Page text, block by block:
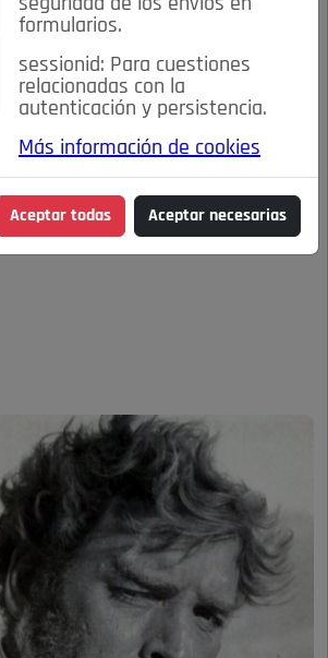
de este artículo:
NUEVA
NI VIDA
seguridad de los envíos en
formularios.
sessionid: Para cuestiones
relacionadas con la
autenticación y persistencia.
Más información de cookies
Aceptar todas Aceptar necesarias